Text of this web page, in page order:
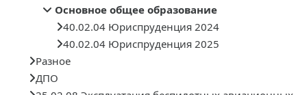
Основное общее образование
40.02.04 Юриспруденция 2024
40.02.04 Юриспруденция 2025
Разное
ДПО